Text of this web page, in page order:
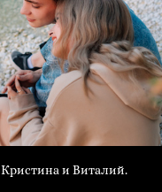
Кристина и Виталий.